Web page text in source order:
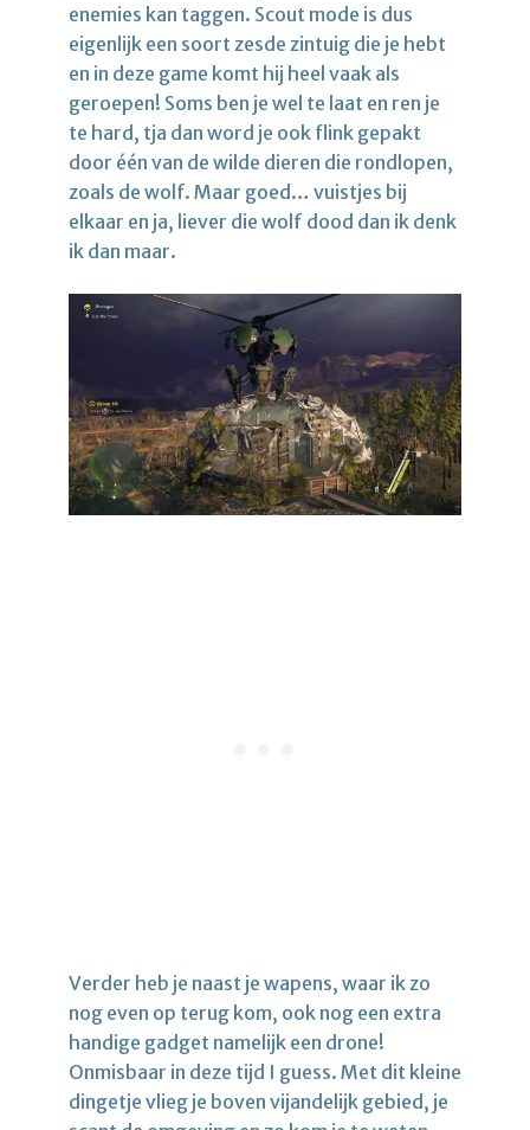
enemies kan taggen. Scout mode is dus
eigenlijk een soort zesde zintuig die je hebt
en in deze game komt hij heel vaak als
geroepen! Soms ben je wel te laat en ren je
te hard, tja dan word je ook flink gepakt
door één van de wilde dieren die rondlopen,
zoals de wolf. Maar goed… vuistjes bij
elkaar en ja, liever die wolf dood dan ik denk
ik dan maar.
Verder heb je naast je wapens, waar ik zo
nog even op terug kom, ook nog een extra
handige gadget namelijk een drone!
Onmisbaar in deze tijd I guess. Met dit kleine
dingetje vlieg je boven vijandelijk gebied, je